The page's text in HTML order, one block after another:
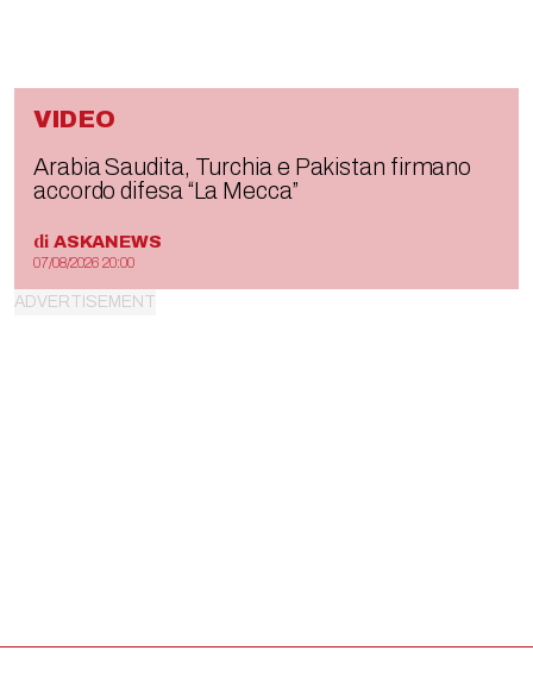
VIDEO
Arabia Saudita, Turchia e Pakistan firmano
accordo difesa “La Mecca”
di ASKANEWS
07/08/2026 20:00